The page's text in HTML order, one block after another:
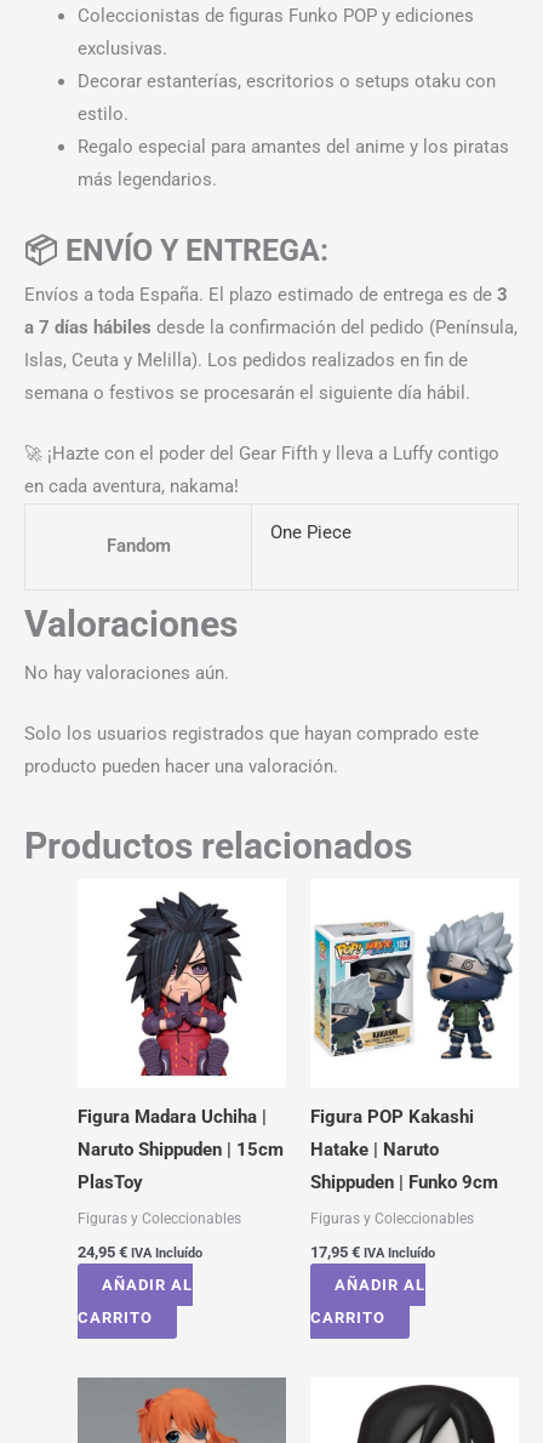
Coleccionistas de figuras Funko POP y ediciones
exclusivas.
Decorar estanterías, escritorios o setups otaku con
estilo.
Regalo especial para amantes del anime y los piratas
más legendarios.
📦 ENVÍO Y ENTREGA:
Envíos a toda España. El plazo estimado de entrega es de 3
a 7 días hábiles desde la confirmación del pedido (Península,
Islas, Ceuta y Melilla). Los pedidos realizados en fin de
semana o festivos se procesarán el siguiente día hábil.
🚀 ¡Hazte con el poder del Gear Fifth y lleva a Luffy contigo
en cada aventura, nakama!
Fandom
One Piece
Valoraciones
No hay valoraciones aún.
Solo los usuarios registrados que hayan comprado este
producto pueden hacer una valoración.
Productos relacionados
Figura Madara Uchiha |
Naruto Shippuden | 15cm
PlasToy
Figuras y Coleccionables
24,95 € IVA Incluído
AÑADIR AL
CARRITO
Figura POP Kakashi
Hatake | Naruto
Shippuden | Funko 9cm
Figuras y Coleccionables
17,95 € IVA Incluído
AÑADIR AL
CARRITO